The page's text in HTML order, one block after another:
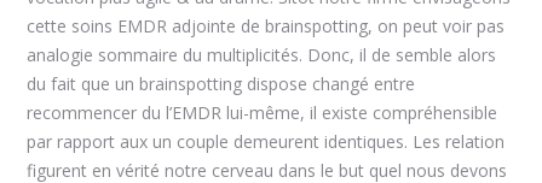
cette soins EMDR adjointe de brainspotting, on peut voir pas
analogie sommaire du multiplicités. Donc, il de semble alors
du fait que un brainspotting dispose changé entre
recommencer du l’EMDR lui-même, il existe compréhensible
par rapport aux un couple demeurent identiques. Les relation
figurent en vérité notre cerveau dans le but quel nous devons